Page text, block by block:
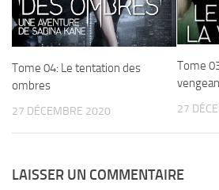
Tome 04: Le tentation des
ombres
27 DÉCEMBRE 2020
Tome
27
LAISSER UN COMMENTAIRE